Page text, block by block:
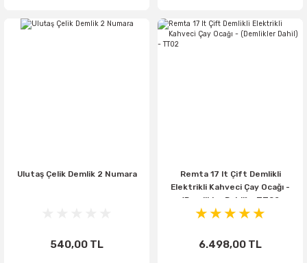
Ulutaş Çelik Demlik 2 Numara
540,00 TL
Remta 17 lt Çift Demlikli
Elektrikli Kahveci Çay Ocağı -
(Demlikler Dahil) - TT02
6.498,00 TL